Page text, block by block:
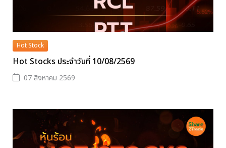
Hot Stock
Hot Stocks ประจำวันที่ 10/08/2569
07 สิงหาคม 2569